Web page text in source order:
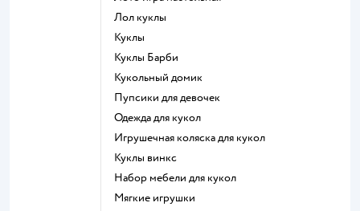
Лол куклы
Куклы
Куклы Барби
Кукольный домик
Пупсики для девочек
Одежда для кукол
Игрушечная коляска для кукол
Куклы винкс
Набор мебели для кукол
Мягкие игрушки